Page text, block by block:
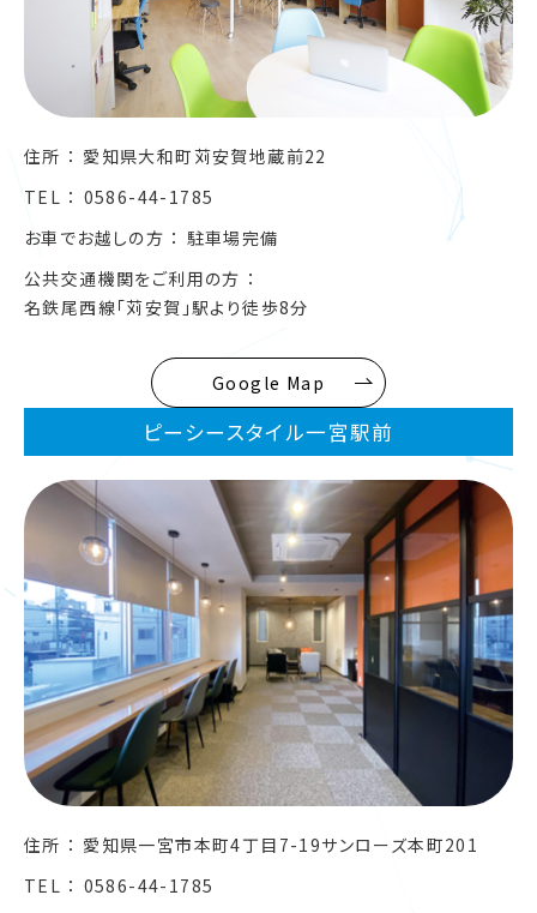
住所
愛知県大和町苅安賀地蔵前22
TEL
0586-44-1785
お車でお越しの方
駐車場完備
公共交通機関をご利用の方
名鉄尾西線「苅安賀」駅より徒歩8分
Google Map
ピーシースタイル一宮駅前
住所
愛知県一宮市本町4丁目7-19サンローズ本町201
TEL
0586-44-1785